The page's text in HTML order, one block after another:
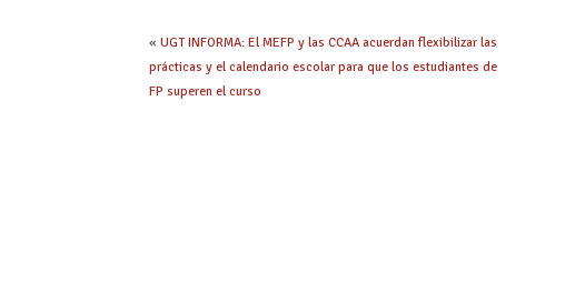
«UGT INFORMA: El MEFP y las CCAA acuerdan flexibilizar las
prácticas y el calendario escolar para que los estudiantes de
FP superen el curso